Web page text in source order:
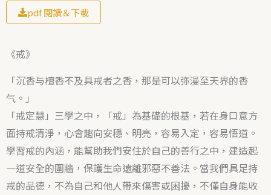
pdf 閱讀＆下載
《戒》
「沉香与檀香不及具戒者之香，那是可以弥漫至天界的香
气。」
「戒定慧」三學之中，「戒」為基礎的根基，若在身口意方
面持戒清淨，心會趨向安穩、明亮，容易入定，容易悟道。
學習戒的內涵，能幫助我們安住於自己的善行之中，建造起
一道安全的圍牆，保護生命遠離邪惡不善法。當我們具足持
戒的品德，不為自己和他人帶來傷害或困擾，不僅自身能收